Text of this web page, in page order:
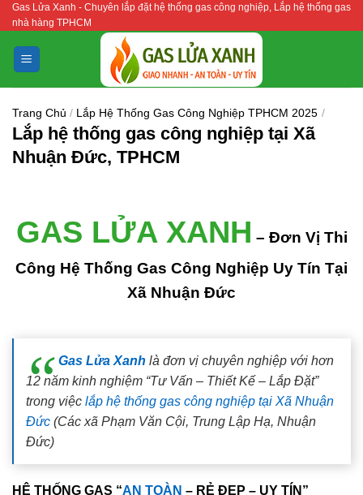
Bỏ
qua
nội
dung
Gas Lửa Xanh - Chuyên lắp đặt hệ thống gas công nghiệp, Lắp hệ thống gas
nhà hàng TPHCM
Trang Chủ / Lắp Hệ Thống Gas Công Nghiệp TPHCM 2025 /
Lắp hệ thống gas công nghiệp tại Xã
Nhuận Đức, TPHCM
GAS LỬA XANH – Đơn Vị Thi
Công Hệ Thống Gas Công Nghiệp Uy Tín Tại
Xã Nhuận Đức
Gas Lửa Xanh là đơn vị chuyên nghiệp với hơn
12 năm kinh nghiệm “Tư Vấn – Thiết Kế – Lắp Đặt”
trong việc lắp hệ thống gas công nghiệp tại Xã Nhuận
Đức (Các xã Phạm Văn Cội, Trung Lập Hạ, Nhuận
Đức)
HỆ THỐNG GAS “AN TOÀN – RẺ ĐẸP – UY TÍN”